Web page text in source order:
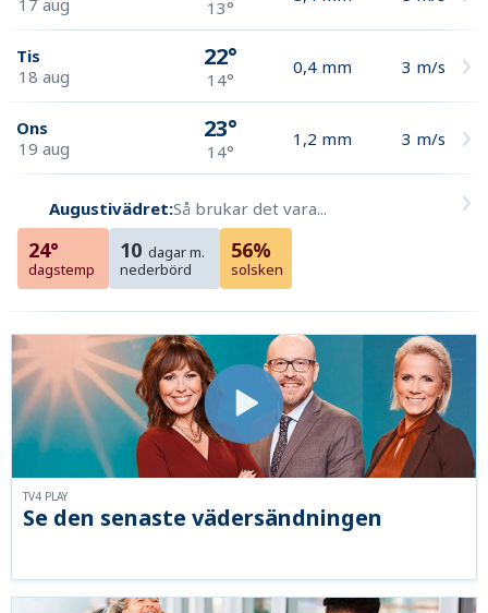
13°
Tis
18 aug
22°
14°
0,4 mm 3 m/s
Ons
19 aug
23°
14°
1,2 mm 3 m/s
Augustivädret:Så brukar det vara...
24°
dagstemp
10 dagar m.
nederbörd
56%
solsken
Se den senaste vädersändningen
TV4 PLAY